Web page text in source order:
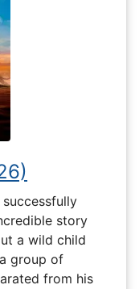
story
a wild child
group of
from his